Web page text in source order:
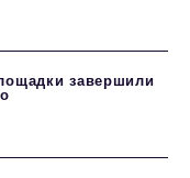
завершили